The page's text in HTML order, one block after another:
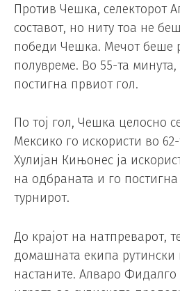
Против Чешка, селекторот
составот, но ниту тоа не
победи Чешка. Мечот беше
полувреме. Во 55-та
постигна првиот гол.
По тој гол, Чешка целосно
Мексико го искористи во
Хулијан Кињонес ја
на одбраната и го
турнирот.
До крајот на натпреварот,
домашната екипа
настаните. Алваро Фидалго